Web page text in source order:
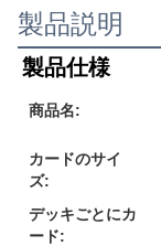
製品説明
製品仕様
商品名:
カードのサイ
ズ:
デッキごとにカ
ード: